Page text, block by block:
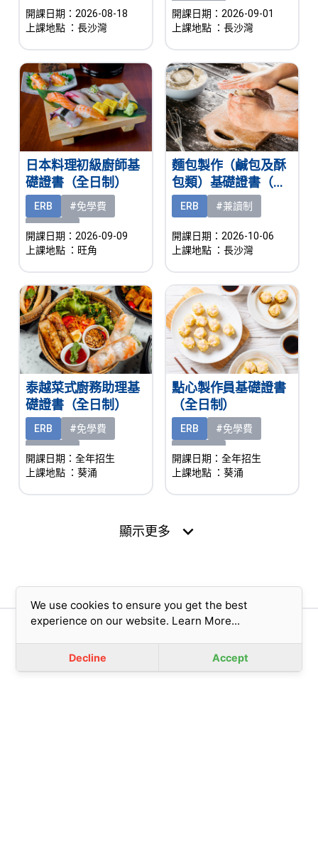
開課日期：2026-08-18
上課地點 ：長沙灣
#有津貼
開課日期：2026-09-01
上課地點 ：長沙灣
日本料理初級廚師基
礎證書（全日制）
ERB
#免學費
#有津貼
開課日期：2026-09-09
上課地點 ：旺角
麵包製作（鹹包及酥
包類）基礎證書（兼
讀制）
ERB #兼讀制
開課日期：2026-10-06
上課地點 ：長沙灣
泰越菜式廚務助理基
礎證書（全日制）
ERB
#免學費
#有津貼
開課日期：全年招生
上課地點 ：葵涌
點心製作員基礎證書
（全日制）
ERB
#免學費
#有津貼
開課日期：全年招生
上課地點 ：葵涌
顯示更多 expand_more
We use cookies to ensure you get the best
experience on our website. Learn More...
Decline Accept
版權所有© 2023 香港基督教女青年會 (擔保有限公司)